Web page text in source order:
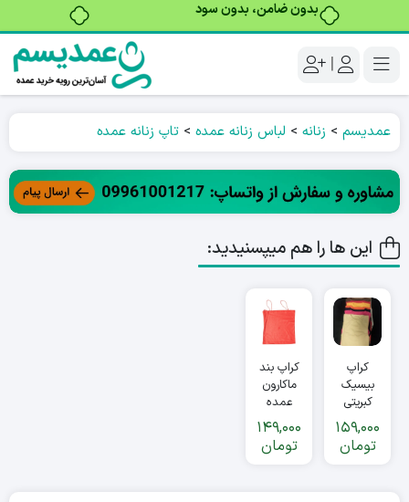
بدون ضامن، بدون سود
|
عمدیسم > زنانه > لباس زنانه عمده > تاپ زنانه عمده
این ها را هم میپسنیدید:
کراپ
بیسیک
کبریتی
زنانه عمده
159,000
تومان
کراپ بند
ماکارون
عمده
149,000
تومان